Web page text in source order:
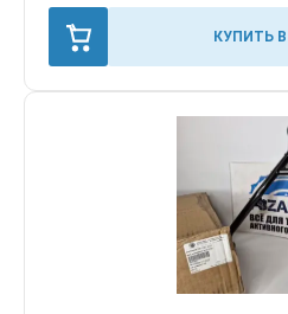
КУПИТЬ